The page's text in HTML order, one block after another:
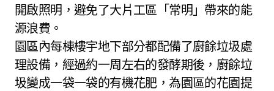
開啟照明，避免了大片工區「常明」帶來的能
源浪費。
園區內每棟樓宇地下部分都配備了廚餘垃圾處
理設備，經過約一周左右的發酵期後，廚餘垃
圾變成一袋一袋的有機花肥，為園區的花園提